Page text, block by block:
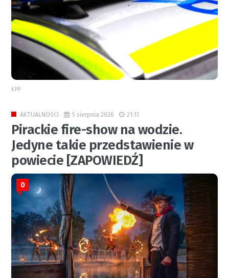
KPP
AKTUALNOŚCI 5 sierpnia 2026 21:11
Pirackie fire-show na wodzie.
Jedyne takie przedstawienie w
powiecie [ZAPOWIEDŹ]
0